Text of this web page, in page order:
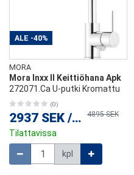
ALE -40%
MORA
Mora Inxx II Keittiöhana Apk
272071.Ca U-putki Kromattu
(0)
2937 SEK / kpl4895 SEK
Tilattavissa
kpl